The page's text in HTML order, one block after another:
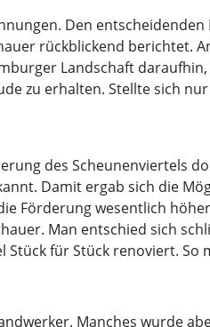
Den
rückblickend berichtet.
Landschaft
zu erhalten. Stellte sich
des Scheunenviertels
Damit ergab sich die
Förderung wesentlich
Man entschied sich
für Stück renoviert.
Manches wurde